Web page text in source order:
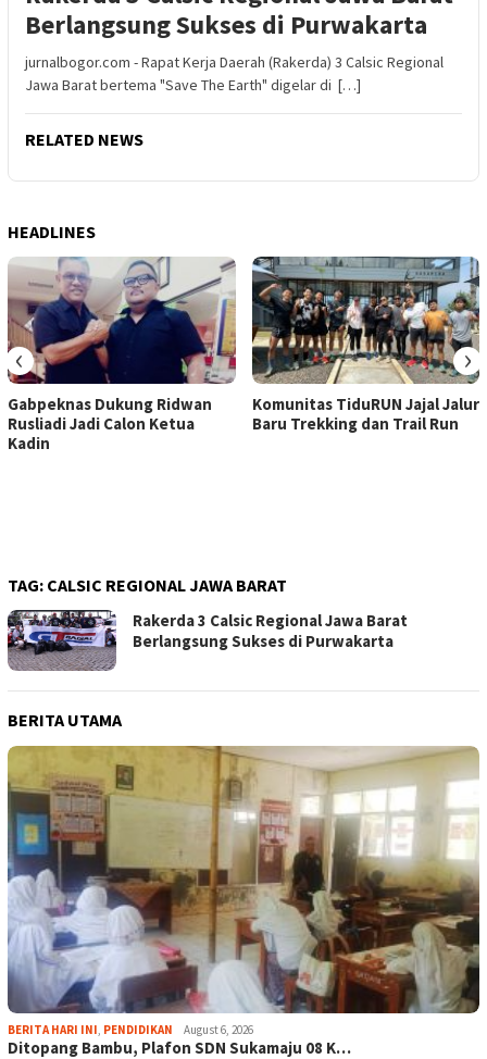
Berlangsung Sukses di Purwakarta
jurnalbogor.com - Rapat Kerja Daerah (Rakerda) 3 Calsic Regional
Jawa Barat bertema "Save The Earth" digelar di […]
RELATED NEWS
HEADLINES
Gabpeknas Dukung Ridwan
Rusliadi Jadi Calon Ketua
Kadin
Komunitas TiduRUN Jajal Jalur
Baru Trekking dan Trail Run
‹ ›
TAG: CALSIC REGIONAL JAWA BARAT
Rakerda 3 Calsic Regional Jawa Barat
Berlangsung Sukses di Purwakarta
BERITA UTAMA
BERITA HARI INI, PENDIDIKAN August 6, 2026
Ditopang Bambu, Plafon SDN Sukamaju 08 K…